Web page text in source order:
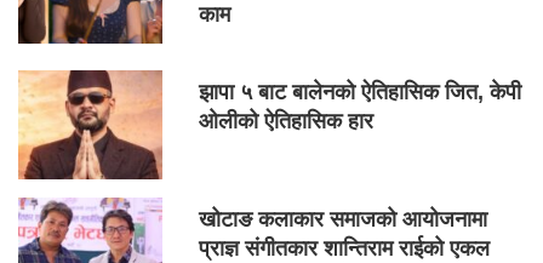
काम
झापा ५ बाट बालेनको ऐतिहासिक जित, केपी
ओलीको ऐतिहासिक हार
खोटाङ कलाकार समाजको आयोजनामा
प्राज्ञ संगीतकार शान्तिराम राईको एकल